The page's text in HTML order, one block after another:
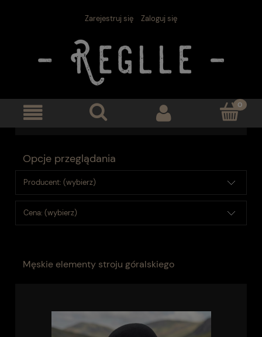
Zarejestruj się Zaloguj się
Opcje przeglądania
Producent: (wybierz)
Cena: (wybierz)
Męskie elementy stroju góralskiego